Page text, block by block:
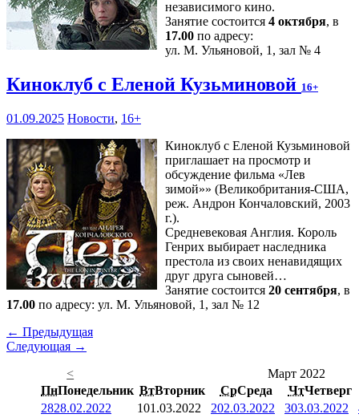
независимого кино.
Занятие состоится 4 октября, в
17.00 по адресу:
ул. М. Ульяновой, 1, зал № 4
Киноклуб с Еленой Кузьминовой 16+
01.09.2025 Новости, 16+
Киноклуб с Еленой Кузьминовой
приглашает на просмотр и
обсуждение фильма «Лев
зимой»» (Великобритания-США,
реж. Андрон Кончаловский, 2003
г.).
Средневековая Англия. Король
Генрих выбирает наследника
престола из своих ненавидящих
друг друга сыновей…
Занятие состоится 20 сентября, в
17.00 по адресу: ул. М. Ульяновой, 1, зал № 12
← Предыдущая
Следующая →
<
Март 2022
ПнПонедельник ВтВторник СрСреда ЧтЧетверг
2828.02.2022 101.03.2022 202.03.2022 303.03.2022